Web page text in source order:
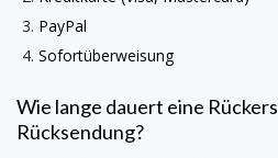
PayPal
Sofortüberweisung
Wie lange dauert eine
Rücksendung?